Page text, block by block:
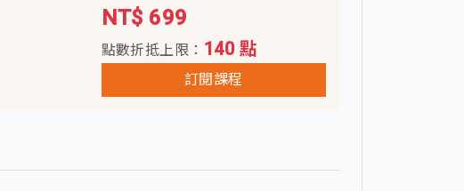
NT$ 699
點數折抵上限： 140 點
訂閱課程